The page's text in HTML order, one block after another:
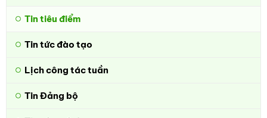
Tin tiêu điểm
Tin tức đào tạo
Lịch công tác tuần
Tin Đảng bộ